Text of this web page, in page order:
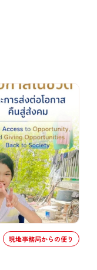
現地事務局からの便り